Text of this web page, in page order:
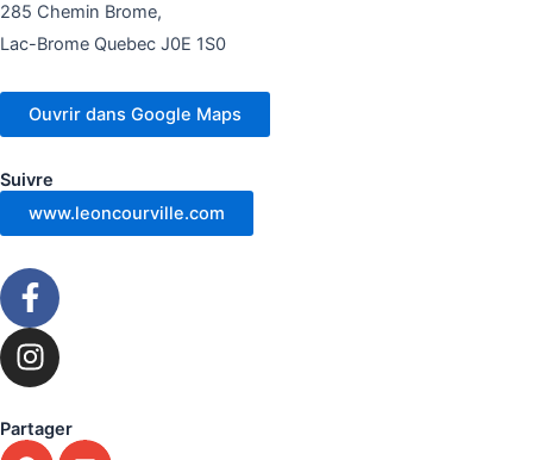
285 Chemin Brome,
Lac-Brome Quebec J0E 1S0
Ouvrir dans Google Maps
Suivre
www.leoncourville.com
F
a
c
e
o
I
n
t
Partager